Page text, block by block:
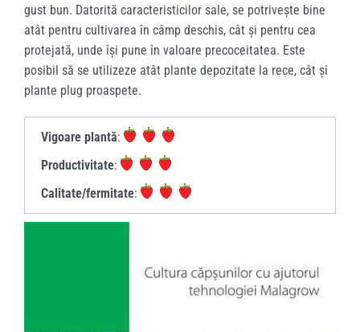
gust bun. Datorită caracteristicilor sale, se potrivește bine
atât pentru cultivarea în câmp deschis, cât și pentru cea
protejată, unde își pune în valoare precoceitatea. Este
posibil să se utilizeze atât plante depozitate la rece, cât și
plante plug proaspete.
Vigoare plantă:
Productivitate:
Calitate/fermitate: